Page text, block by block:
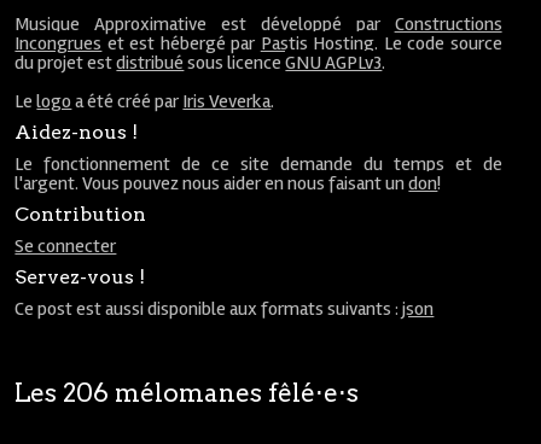
Musique Approximative est développé par Constructions
Incongrues et est hébergé par Pastis Hosting. Le code source
du projet estdistribué sous licenceGNU AGPLv3.
Lelogo a été créé par Iris Veverka.
Aidez-nous !
Le fonctionnement de ce site demande du temps et de
l'argent. Vous pouvez nous aider en nous faisant undon!
Contribution
Se connecter
Servez-vous !
Ce post est aussi disponible aux formats suivants :json
Les 206 mélomanes fêlé⋅e⋅s